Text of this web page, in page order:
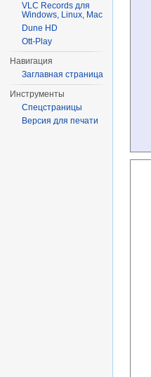
VLC Records для
Windows, Linux, Mac
Dune HD
Ott-Play
Навигация
Заглавная страница
Инструменты
Спецстраницы
Версия для печати